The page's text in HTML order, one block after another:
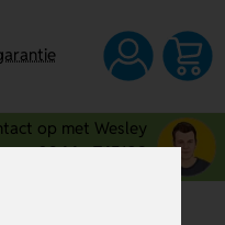
op met Wesley
0344 - 745109